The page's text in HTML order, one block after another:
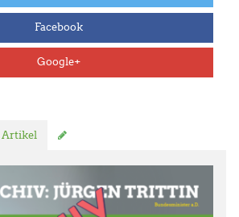
Facebook
Google+
Artikel